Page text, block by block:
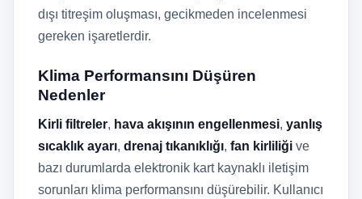
dışı titreşim oluşması, gecikmeden incelenmesi
gereken işaretlerdir.
Klima Performansını Düşüren
Nedenler
Kirli filtreler, hava akışının engellenmesi, yanlış
sıcaklık ayarı, drenaj tıkanıklığı, fan kirliliği ve
bazı durumlarda elektronik kart kaynaklı iletişim
sorunları klima performansını düşürebilir. Kullanıcı